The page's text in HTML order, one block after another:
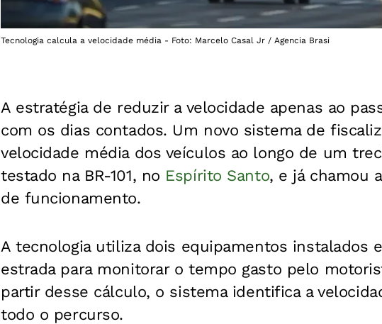
Tecnologia calcula a velocidade média - Foto: Marcelo Casal Jr / Agencia Brasi
A estratégia de reduzir a velocidade apenas ao
com os dias contados. Um novo sistema de
velocidade média dos veículos ao longo de um
testado na BR-101, no Espírito Santo, e já chamou
de funcionamento.
A tecnologia utiliza dois equipamentos instalados
estrada para monitorar o tempo gasto pelo
partir desse cálculo, o sistema identifica a
todo o percurso.